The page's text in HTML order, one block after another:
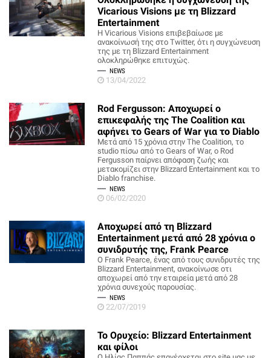
Vicarious Visions με τη Blizzard
Entertainment
H Vicarious Visions επιβεβαίωσε με
ανακοίνωσή της στο Twitter, ότι η συγχώνευση
της με τη Blizzard Entertainment
ολοκληρώθηκε επιτυχώς.
NEWS
13/04/2022
Rod Fergusson: Αποχωρεί ο
επικεφαλής της The Coalition και
αφήνει το Gears of War για το Diablo
Μετά από 15 χρόνια στην The Coalition, το
studio πίσω από το Gears of War, ο Rod
Fergusson παίρνει απόφαση ζωής και
μετακομίζει στην Blizzard Entertainment και το
Diablo franchise.
NEWS
06/02/2020
Αποχωρεί από τη Blizzard
Entertainment μετά από 28 χρόνια ο
συνιδρυτής της, Frank Pearce
Ο Frank Pearce, ένας από τους συνιδρυτές της
Blizzard Entertainment, ανακοίνωσε οτι
αποχωρεί από την εταιρεία μετά από 28
χρόνια συνεχούς παρουσίας.
NEWS
22/07/2019
To Ορυχείο: Blizzard Entertainment
και φίλοι